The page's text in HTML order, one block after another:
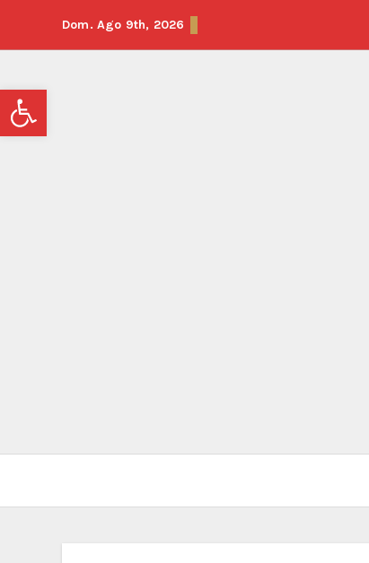
Dom. Ago 9th, 2026
Abrir barra de herramientas